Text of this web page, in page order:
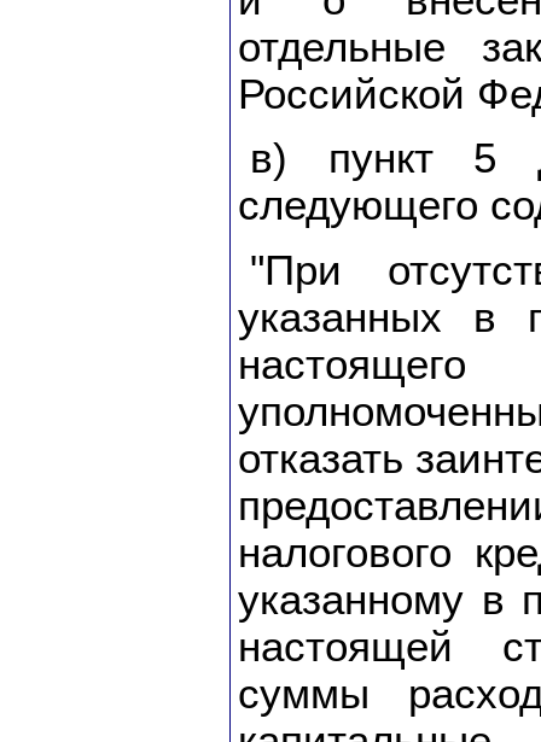
отдельные
Российской
в) пункт 5
следующего
"При
указанных в
отказать
налогового
указанному в
настоящей
суммы